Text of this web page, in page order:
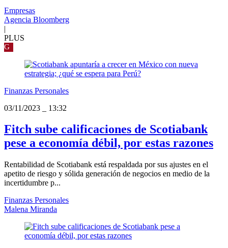
Empresas
Agencia Bloomberg
|
PLUS
G
Finanzas Personales
03/11/2023
13:32
Fitch sube calificaciones de Scotiabank
pese a economía débil, por estas razones
Rentabilidad de Scotiabank está respaldada por sus ajustes en el
apetito de riesgo y sólida generación de negocios en medio de la
incertidumbre p...
Finanzas Personales
Malena Miranda